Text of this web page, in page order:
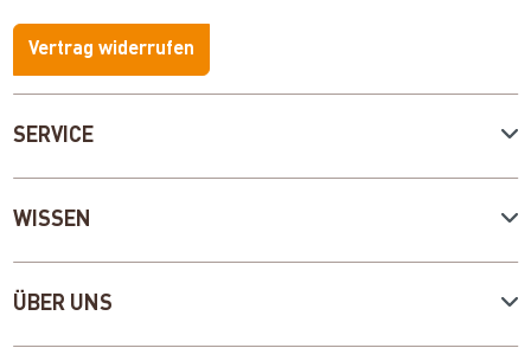
SERVICE
WISSEN
ÜBER UNS
Vertrag widerrufen